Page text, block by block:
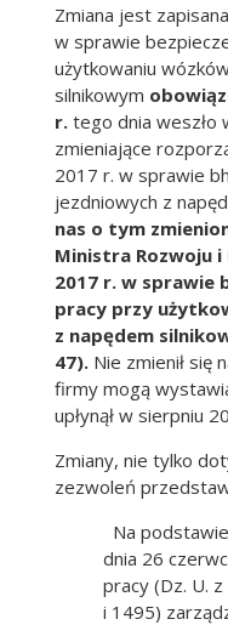
Zmiana jest
w sprawie
użytkowaniu
silnikowym
r. tego dnia weszło
zmieniające
2017 r. w sprawie
jezdniowych z
nas o tym
Ministra Rozwoju i
2017 r. w sprawie
pracy przy
z napędem
47). Nie zmienił się
firmy mogą
upłynął w sierpniu
Zmiany, nie tylko
zezwoleń
Na
dnia 26
pracy (Dz. U.
i 1495)